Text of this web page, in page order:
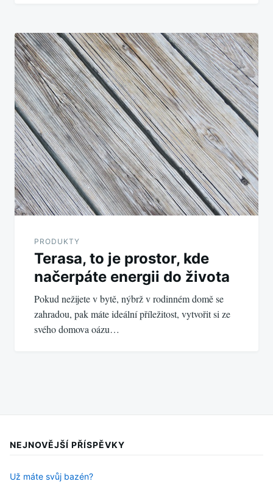
PRODUKTY
Terasa, to je prostor, kde
načerpáte energii do života
Pokud nežijete v bytě, nýbrž v rodinném domě se
zahradou, pak máte ideální příležitost, vytvořit si ze
svého domova oázu…
NEJNOVĚJŠÍ PŘÍSPĚVKY
Už máte svůj bazén?